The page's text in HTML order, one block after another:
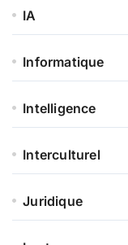
IA
Informatique
Intelligence
Interculturel
Juridique